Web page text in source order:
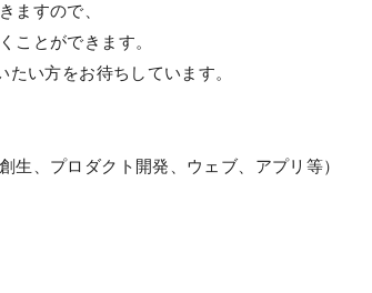
ますので、
ことができます。
い方をお待ちしています。
生、プロダクト開発、ウェブ、アプリ等）